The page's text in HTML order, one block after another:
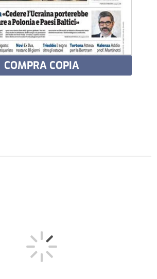
COMPRA COPIA